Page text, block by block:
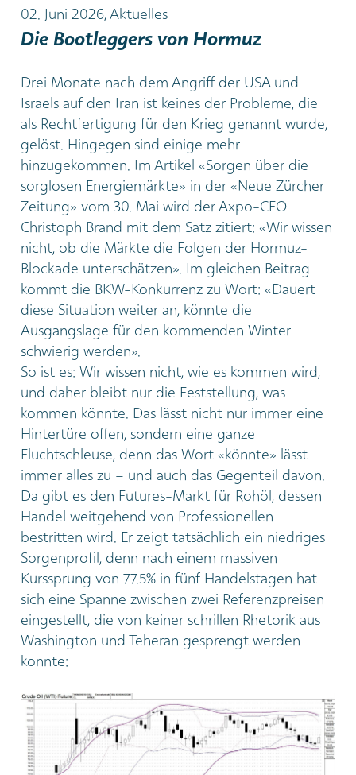
02. Juni 2026, Aktuelles
Die Bootleggers von Hormuz
Drei Monate nach dem Angriff der USA und
Israels auf den Iran ist keines der Probleme, die
als Rechtfertigung für den Krieg genannt wurde,
gelöst. Hingegen sind einige mehr
hinzugekommen. Im Artikel «Sorgen über die
sorglosen Energiemärkte» in der «Neue Zürcher
Zeitung» vom 30. Mai wird der Axpo-CEO
Christoph Brand mit dem Satz zitiert: «Wir wissen
nicht, ob die Märkte die Folgen der Hormuz-
Blockade unterschätzen». Im gleichen Beitrag
kommt die BKW-Konkurrenz zu Wort: «Dauert
diese Situation weiter an, könnte die
Ausgangslage für den kommenden Winter
schwierig werden».
So ist es: Wir wissen nicht, wie es kommen wird,
und daher bleibt nur die Feststellung, was
kommen könnte. Das lässt nicht nur immer eine
Hintertüre offen, sondern eine ganze
Fluchtschleuse, denn das Wort «könnte» lässt
immer alles zu – und auch das Gegenteil davon.
Da gibt es den Futures-Markt für Rohöl, dessen
Handel weitgehend von Professionellen
bestritten wird. Er zeigt tatsächlich ein niedriges
Sorgenprofil, denn nach einem massiven
Kurssprung von 77.5% in fünf Handelstagen hat
sich eine Spanne zwischen zwei Referenzpreisen
eingestellt, die von keiner schrillen Rhetorik aus
Washington und Teheran gesprengt werden
konnte: